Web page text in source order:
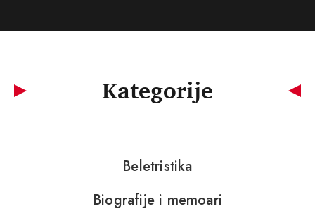
Kategorije
Beletristika
Biografije i memoari